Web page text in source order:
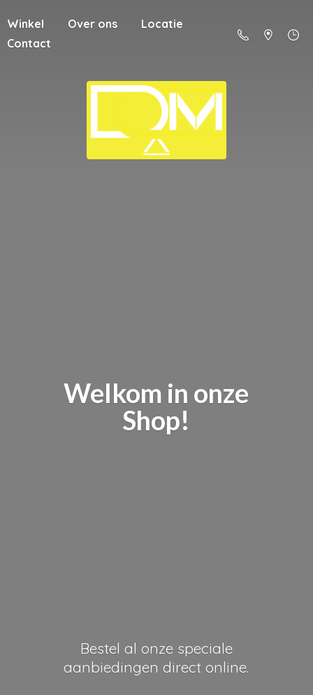
Winkel Over ons
Locatie
Contact
Welkom in onze
Shop!
Bestel al onze speciale
aanbiedingendirect online.